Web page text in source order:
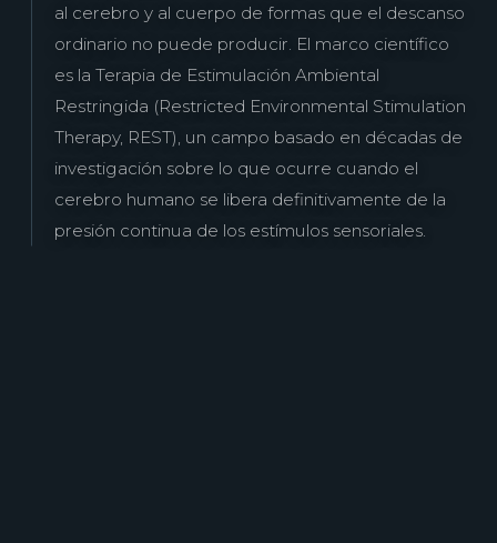
al cerebro y al cuerpo de formas que el descanso
ordinario no puede producir. El marco científico
es la Terapia de Estimulación Ambiental
Restringida (Restricted Environmental Stimulation
Therapy, REST), un campo basado en décadas de
investigación sobre lo que ocurre cuando el
cerebro humano se libera definitivamente de la
presión continua de los estímulos sensoriales.